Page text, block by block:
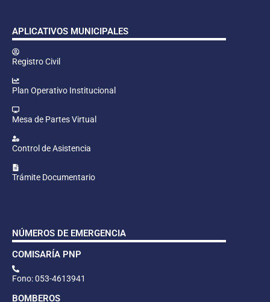
APLICATIVOS MUNICIPALES
Registro Civil
Plan Operativo Institucional
Mesa de Partes Virtual
Control de Asistencia
Trámite Documentario
NÚMEROS DE EMERGENCIA
COMISARÍA PNP
Fono: 053-4613941
BOMBEROS